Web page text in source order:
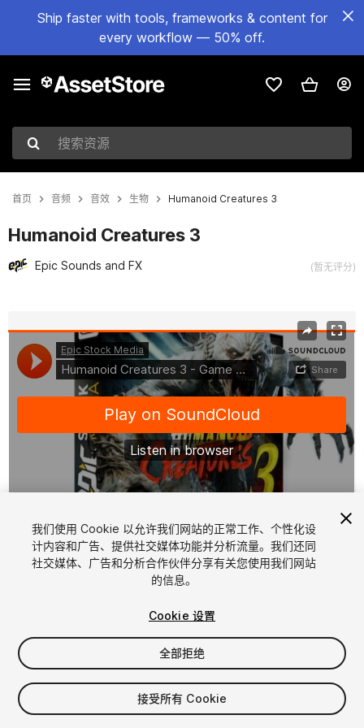
Ship faster with tools, frameworks & content for
every workflow — 50% off.
搜索资源
首页 音频 音效 生物 Humanoid Creatures 3
Humanoid Creatures 3
Epic Sounds and FX (暂无评分)
1/2
$35
增值税将在结算时计算
我们使用 Cookie 以允许我们网站的正常工作、个性化设
计内容和广告、提供社交媒体功能并分析流量。我们还同
社交媒体、广告和分析合作伙伴分享有关您使用我们网站
的信息。
Cookie 设置
全部拒绝
接受所有 Cookie